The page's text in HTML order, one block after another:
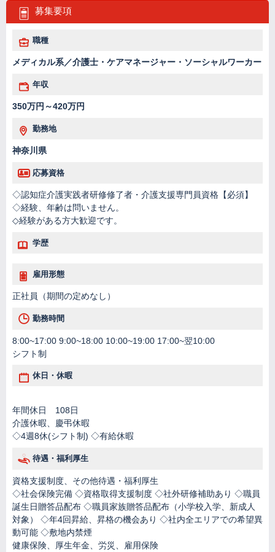
募集要項
職種
メディカル系／介護士・ケアマネージャー・ソーシャルワーカー
年収
350万円～420万円
勤務地
神奈川県
応募資格
◇認知症介護実践者研修修了者・介護支援専門員資格【必須】
◇経験、年齢は問いません。
◇経験がある方大歓迎です。
学歴
雇用形態
正社員（期間の定めなし）
勤務時間
8:00~17:00 9:00~18:00 10:00~19:00 17:00~翌10:00
シフト制
休日・休暇
年間休日 108日
介護休暇、慶弔休暇
◇4週8休(シフト制) ◇有給休暇
待遇・福利厚生
資格支援制度、その他待遇・福利厚生
◇社会保険完備 ◇資格取得支援制度 ◇社外研修補助あり ◇職員
誕生日贈答品配布 ◇職員家族贈答品配布（小学校入学、新成人
対象） ◇年4回昇給、昇格の機会あり ◇社内全エリアでの希望異
動可能 ◇敷地内禁煙
健康保険、厚生年金、労災、雇用保険